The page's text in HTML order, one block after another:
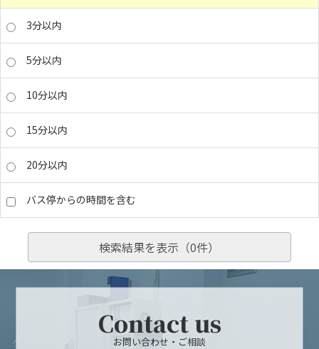
3分以内
5分以内
10分以内
15分以内
20分以内
バス停からの時間を含む
検索結果を表示（0件）
Contact us
お問い合わせ・ご相談